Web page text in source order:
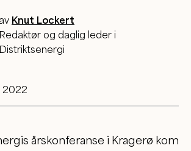
av Knut Lockert
Redaktør og daglig leder i
Distriktsenergi
2022
årskonferanse i Kragerø kom